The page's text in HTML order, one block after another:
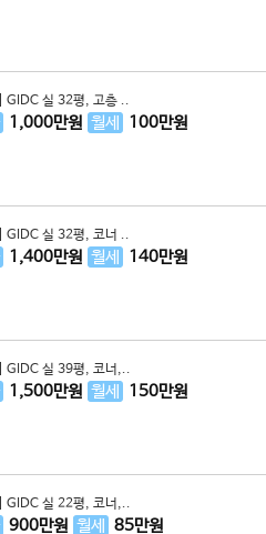
GIDC 실 32평, 고층 ..
1,000만원 월세 100만원
GIDC 실 32평, 코너 ..
1,400만원 월세 140만원
GIDC 실 39평, 코너,..
1,500만원 월세 150만원
GIDC 실 22평, 코너,..
900만원 월세 85만원